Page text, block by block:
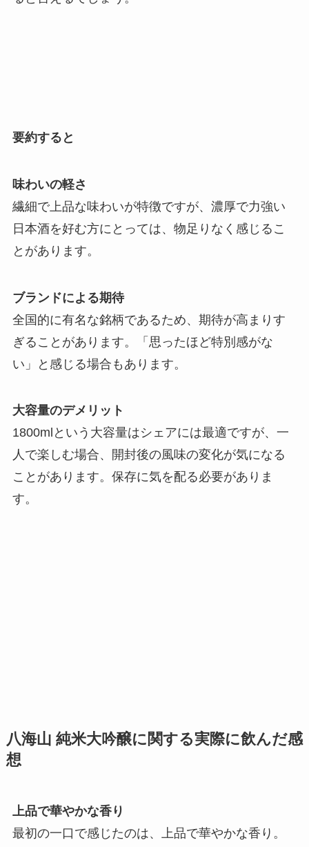
要約すると
味わいの軽さ
繊細で上品な味わいが特徴ですが、濃厚で力強い
日本酒を好む方にとっては、物足りなく感じるこ
とがあります。
ブランドによる期待
全国的に有名な銘柄であるため、期待が高まりす
ぎることがあります。「思ったほど特別感がな
い」と感じる場合もあります。
大容量のデメリット
1800mlという大容量はシェアには最適ですが、一
人で楽しむ場合、開封後の風味の変化が気になる
ことがあります。保存に気を配る必要がありま
す。
八海山 純米大吟醸に関する実際に飲んだ感
想
上品で華やかな香り
最初の一口で感じたのは、上品で華やかな香り。